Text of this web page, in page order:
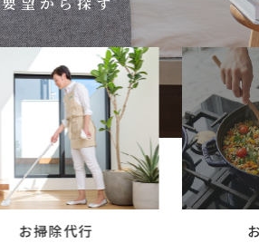
コラム
ご案内
お知らせ
家事スタッフ募集
働く仲間インタビュー
お掃除代行